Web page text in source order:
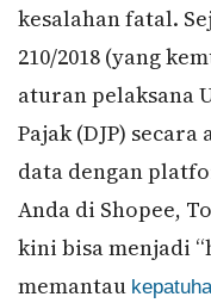
kesalahan fatal.
210/2018 (yang
aturan pelaksana
Pajak (DJP)
data dengan
Anda di Shopee,
kini bisa menjadi
memantau